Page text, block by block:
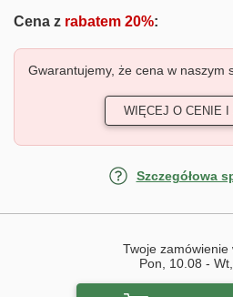
Cena z rabatem 20%:
Gwarantujemy, że cena w naszym
WIĘCEJ O CENIE I
Szczegółowa
Twoje zamówienie
Pon, 10.08 -